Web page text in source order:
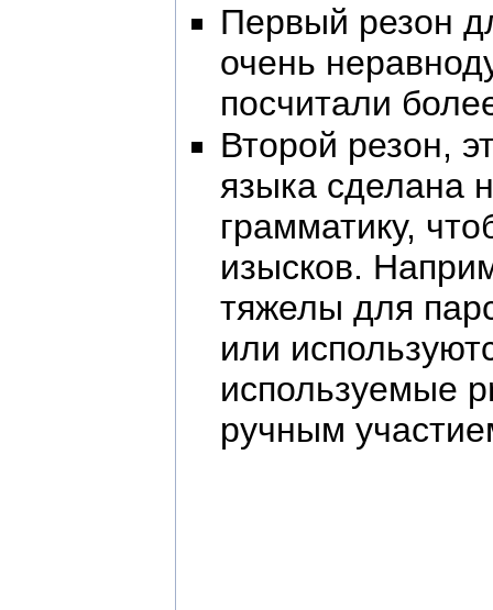
Первый резон
очень
посчитали
Второй резон,
языка сделана
грамматику,
изысков.
тяжелы для
или
используемые
ручным